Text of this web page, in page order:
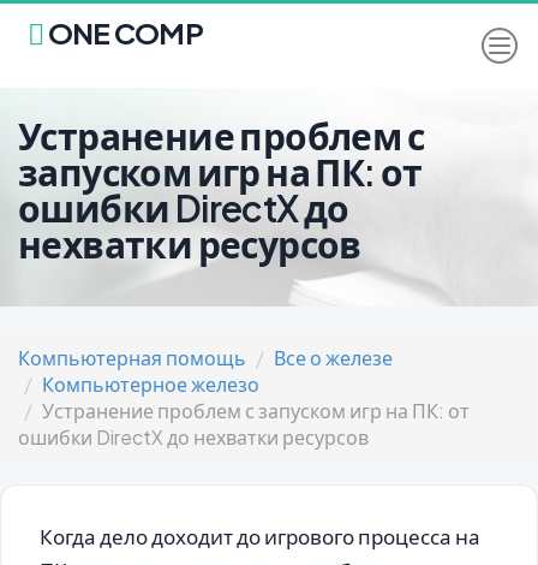
ONE COMP
Устранение проблем с
запуском игр на ПК: от
ошибки DirectX до
нехватки ресурсов
Компьютерная помощь
Все о железе
Компьютерное железо
Устранение проблем с запуском игр на ПК: от
ошибки DirectX до нехватки ресурсов
Когда дело доходит до игрового процесса на